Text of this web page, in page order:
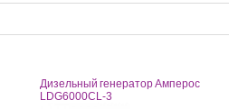
Дизельный генератор Амперос
LDG6000СL-3